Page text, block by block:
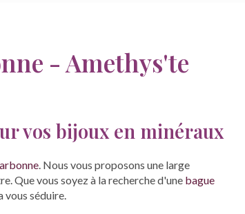
- Amethys'te
vos bijoux en minéraux
. Nous vous proposons une large
Que vous soyez à la recherche d'une bague
vous séduire.